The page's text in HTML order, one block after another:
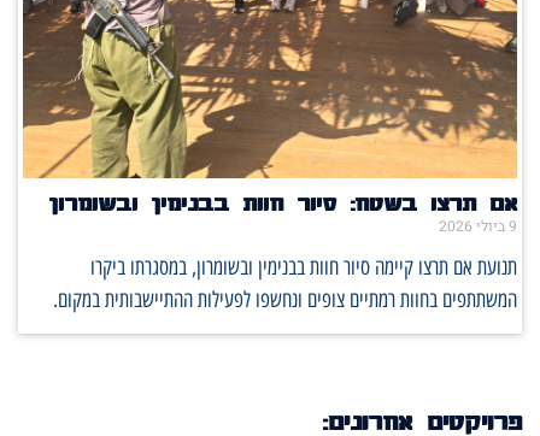
אם תרצו בשטח: סיור חוות בבנימין ובשומרון
9 ביולי 2026
תנועת אם תרצו קיימה סיור חוות בבנימין ובשומרון, במסגרתו ביקרו
המשתתפים בחוות רמתיים צופים ונחשפו לפעילות ההתיישבותית במקום.
פרויקטים אחרונים: